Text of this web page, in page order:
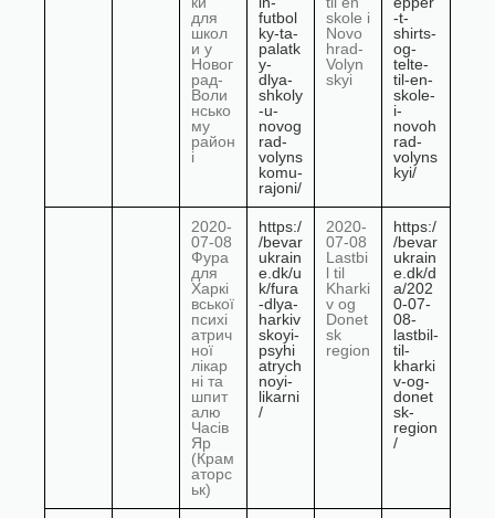
для
школ
и у
Новог
рад-
Воли
нсько
му
район
і
futbol
ky-ta-
palatk
y-
dlya-
shkoly
-u-
novog
rad-
volyns
komu-
rajoni/
skole i
Novo
hrad-
Volyn
skyi
-t-
shirts-
og-
telte-
til-en-
skole-
i-
novoh
rad-
volyns
kyi/
2020-
07-08
Фура
для
Харкі
вської
психі
атрич
ної
лікар
ні та
шпит
алю
Часів
Яр
(Крам
аторс
ьк)
https:/
/bevar
ukrain
e.dk/u
k/fura
-dlya-
harkiv
skoyi-
psyhi
atrych
noyi-
likarni
/
2020-
07-08
Lastbi
l til
Kharki
v og
Donet
sk
region
https:/
/bevar
ukrain
e.dk/d
a/202
0-07-
08-
lastbil-
til-
kharki
v-og-
donet
sk-
region
/